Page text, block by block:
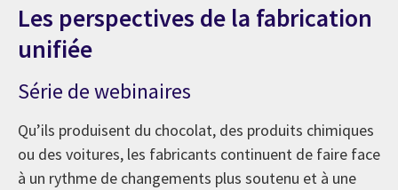
Les perspectives de la fabrication
unifiée
Série de webinaires
Qu’ils produisent du chocolat, des produits chimiques
ou des voitures, les fabricants continuent de faire face
à un rythme de changements plus soutenu et à une